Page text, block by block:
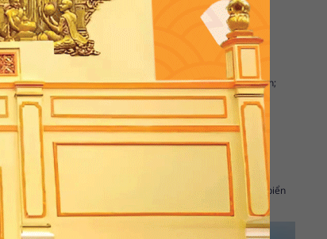
Chùa Thiên Mụ; Sông Hương; Đồi Vọng Cảnh; Núi Ngự Bình;
Du lịch Đà Nẵng
, du khách có cơ hội vui chơi ở những bãi biển
Cầu quay sông Hàn;...